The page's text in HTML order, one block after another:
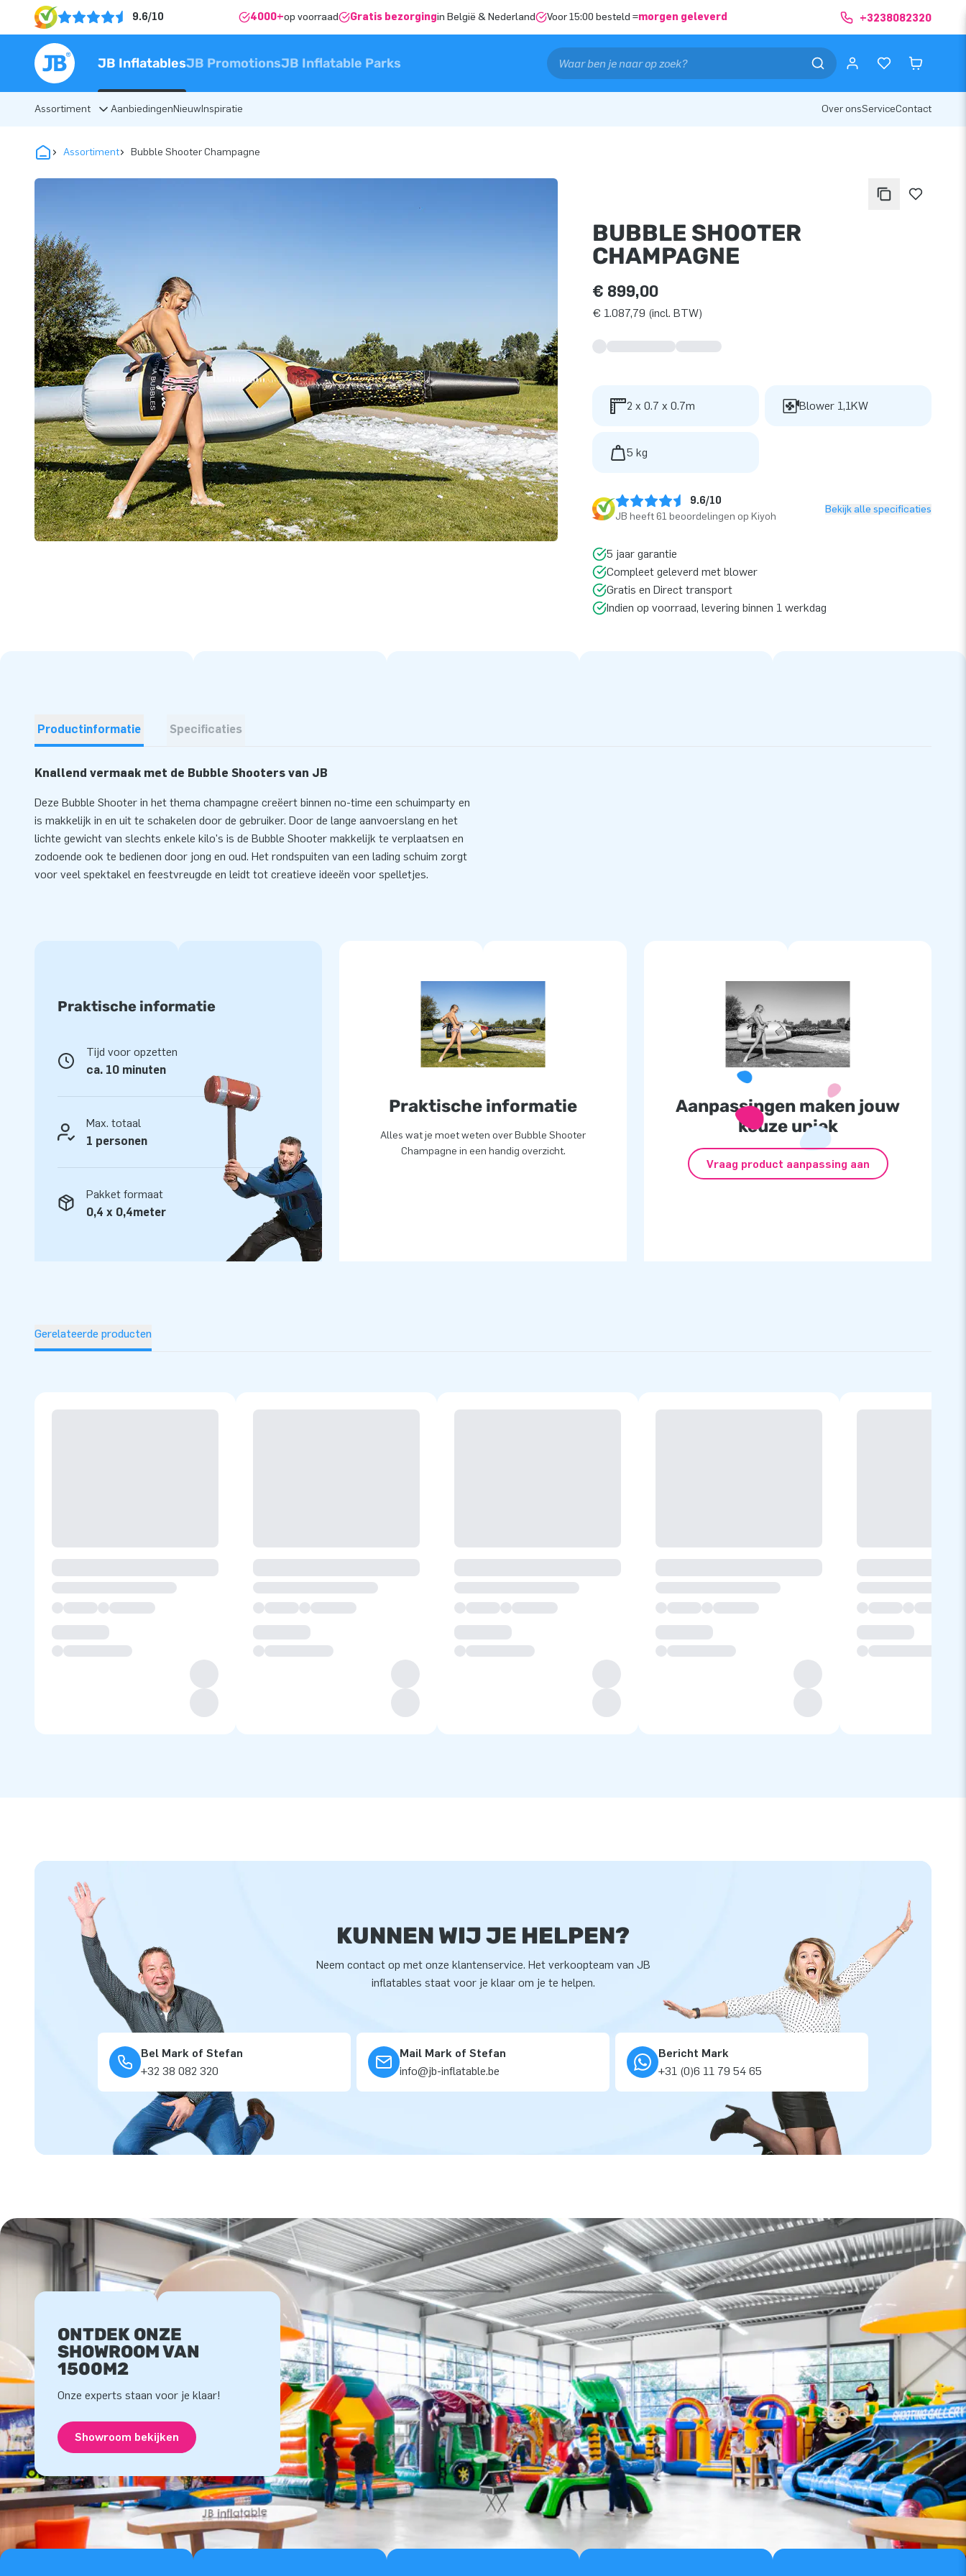
9.6/10 4000+op voorraad Gratis bezorgingin België & Nederland Voor 15:00 besteld =morgen geleverd +3238082320
JB InflatablesJB PromotionsJB Inflatable Parks
Assortiment AanbiedingenNieuwInspiratie Over onsServiceContact
Assortiment Bubble Shooter Champagne
BUBBLE SHOOTER
CHAMPAGNE
€ 899,00
€ 1.087,79 (incl. BTW)
2 x 0.7 x 0.7m Blower 1,1KW
5 kg
9.6/10
JB heeft 61 beoordelingen op Kiyoh
Bekijk alle specificaties
5 jaar garantie
Compleet geleverd met blower
Gratis en Direct transport
Indien op voorraad, levering binnen 1 werkdag
Productinformatie Specificaties
Knallend vermaak met de Bubble Shooters van JB
Deze Bubble Shooter in het thema champagne creëert binnen no-time een schuimparty en
is makkelijk in en uit te schakelen door de gebruiker. Door de lange aanvoerslang en het
lichte gewicht van slechts enkele kilo's is de Bubble Shooter makkelijk te verplaatsen en
zodoende ook te bedienen door jong en oud. Het rondspuiten van een lading schuim zorgt
voor veel spektakel en feestvreugde en leidt tot creatieve ideeën voor spelletjes.
Praktische informatie
Tijd voor opzetten
ca. 10 minuten
Max. totaal
1 personen
Pakket formaat
0,4 x 0,4meter
Praktische informatie
Alles wat je moet weten over Bubble Shooter
Champagne in een handig overzicht.
Aanpassingen maken jouw
keuze uniek
Vraag product aanpassing aan
Gerelateerde producten
KUNNEN WIJ JE HELPEN?
Neem contact op met onze klantenservice. Het verkoopteam van JB
inflatables staat voor je klaar om je te helpen.
Bel Mark of Stefan
+32 38 082 320
Mail Mark of Stefan
info@jb-inflatable.be
Bericht Mark
+31 (0)6 11 79 54 65
ONTDEK ONZE
SHOWROOM VAN
1500M2
Onze experts staan voor je klaar!
Showroom bekijken